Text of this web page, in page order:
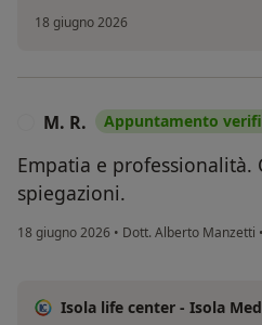
18 giugno 2026
M. R. Appuntamento
Empatia e professionalità.
spiegazioni.
18 giugno 2026 • Dott. Alberto Manzetti •
Isola life center - Isola